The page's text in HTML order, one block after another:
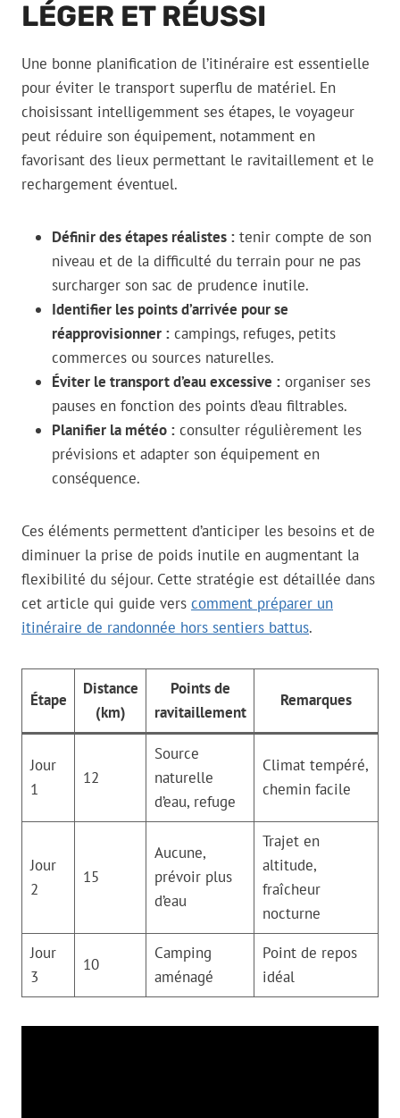
LÉGER ET RÉUSSI
Une bonne planification de l’itinéraire est essentielle
pour éviter le transport superflu de matériel. En
choisissant intelligemment ses étapes, le voyageur
peut réduire son équipement, notamment en
favorisant des lieux permettant le ravitaillement et le
rechargement éventuel.
Définir des étapes réalistes : tenir compte de son
niveau et de la difficulté du terrain pour ne pas
surcharger son sac de prudence inutile.
Identifier les points d’arrivée pour se
réapprovisionner : campings, refuges, petits
commerces ou sources naturelles.
Éviter le transport d’eau excessive : organiser ses
pauses en fonction des points d’eau filtrables.
Planifier la météo : consulter régulièrement les
prévisions et adapter son équipement en
conséquence.
Ces éléments permettent d’anticiper les besoins et de
diminuer la prise de poids inutile en augmentant la
flexibilité du séjour. Cette stratégie est détaillée dans
cet article qui guide vers comment préparer un
itinéraire de randonnée hors sentiers battus.
Étape
Distance
(km)
Points de
ravitaillement
Remarques
Jour
1
12
Source
naturelle
d’eau, refuge
Climat tempéré,
chemin facile
Jour
2
15
Aucune,
prévoir plus
d’eau
Trajet en
altitude,
fraîcheur
nocturne
Jour
3
10
Camping
aménagé
Point de repos
idéal